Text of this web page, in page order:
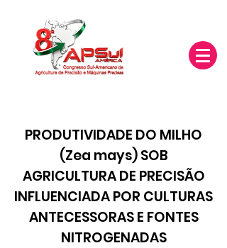
PRODUTIVIDADE DO MILHO
(Zea mays) SOB
AGRICULTURA DE PRECISÃO
INFLUENCIADA POR CULTURAS
ANTECESSORAS E FONTES
NITROGENADAS